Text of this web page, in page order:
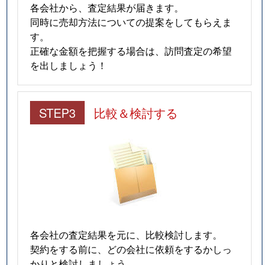
各会社から、査定結果が届きます。
同時に売却方法についての提案をしてもらえま
す。
正確な金額を把握する場合は、訪問査定の希望
を出しましょう！
STEP3 比較＆検討する
各会社の査定結果を元に、比較検討します。
契約をする前に、どの会社に依頼をするかしっ